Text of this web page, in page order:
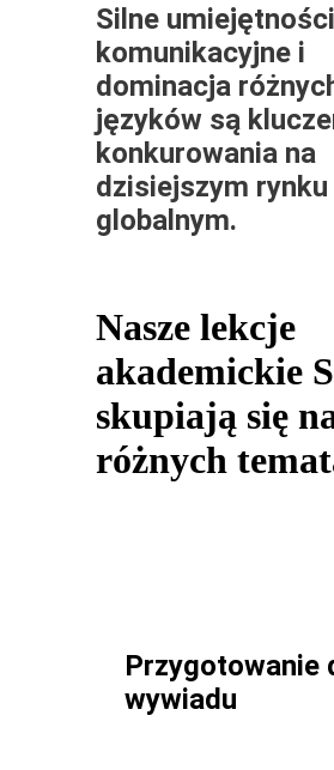
Silne umiejętności
komunikacyjne i
dominacja
języków są
konkurowania na
dzisiejszym rynku
globalnym.
Nasze lekcje
akademickie
skupiają się
różnych
Przygotowanie
wywiadu